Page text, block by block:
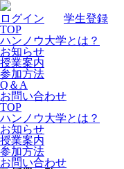
ログイン
学生登録
TOP
ハンノウ大学とは？
お知らせ
授業案内
参加方法
Q＆A
お問い合わせ
TOP
ハンノウ大学とは？
お知らせ
授業案内
参加方法
お問い合わせ